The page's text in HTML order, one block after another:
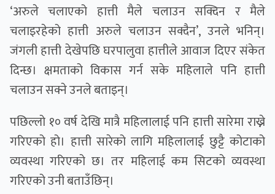
‘अरुले चलाएको हात्ती मैले चलाउन सक्दिन र मैले
चलाइरहेको हात्ती अरुले चलाउन सक्दैन’, उनले भनिन्।
जंगली हात्ती देखेपछि घरपालुवा हात्तीले आवाज दिएर संकेत
दिन्छ। क्षमताको विकास गर्न सके महिलाले पनि हात्ती
चलाउन सक्ने उनले बताइन्।
पछिल्लो १० वर्ष देखि मात्रै महिलालाई पनि हात्ती सारेमा राख्ने
गरिएको हो। हात्ती सारेको लागि महिलालाई छुट्टै कोटाको
व्यवस्था गरिएको छ। तर महिलाई कम सिटको व्यवस्था
गरिएको उनी बताउँछिन्।